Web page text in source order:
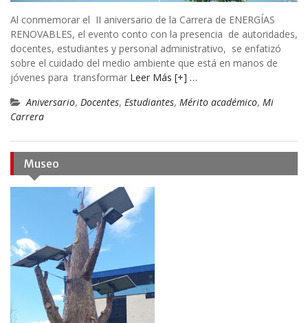
Al conmemorar el II aniversario de la Carrera de ENERGÍAS
RENOVABLES, el evento conto con la presencia de autoridades,
docentes, estudiantes y personal administrativo, se enfatizó
sobre el cuidado del medio ambiente que está en manos de
jóvenes para transformar Leer Más [+] …
Aniversario, Docentes, Estudiantes, Mérito académico, Mi
Carrera
Museo